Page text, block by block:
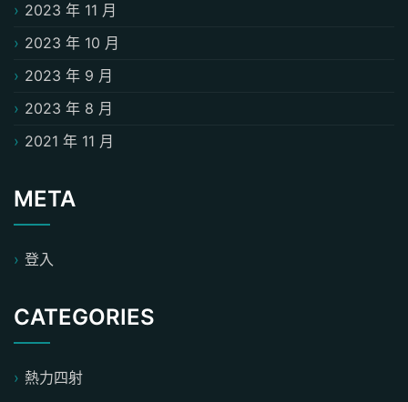
2023 年 11 月
2023 年 10 月
2023 年 9 月
2023 年 8 月
2021 年 11 月
META
登入
CATEGORIES
熱力四射